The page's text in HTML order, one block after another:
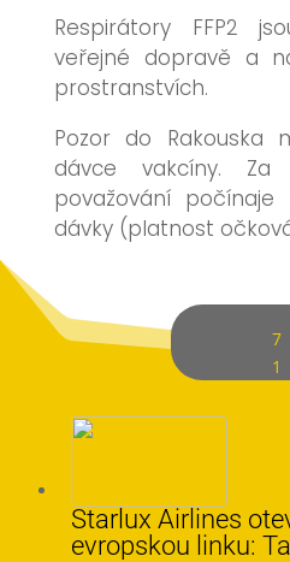
Respirátory FFP2
veřejné dopravě a
prostranstvích.
Pozor do
dávce vakcíny. Za
považování
dávky (platnost
7
1
Starlux Airlines
evropskou linku: